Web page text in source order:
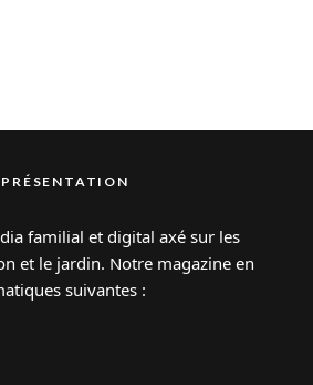
PRÉSENTATION
familial et digital axé sur les
et le jardin. Notre magazine en
suivantes :